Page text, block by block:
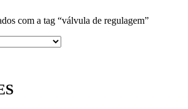
com a tag “válvula de regulagem”